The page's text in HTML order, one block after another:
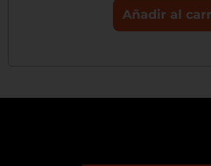
Añadir al